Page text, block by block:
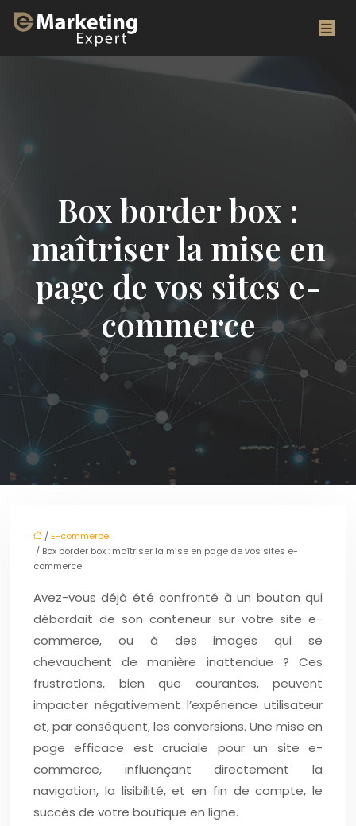
Box border box :
maîtriser la mise en
page de vos sites e-
commerce
/E-commerce
/ Box border box : maîtriser la mise en page de vos sites e-
commerce
Avez-vous déjà été confronté à un bouton qui
débordait de son conteneur sur votre site e-
commerce, ou à des images qui se
chevauchent de manière inattendue ? Ces
frustrations, bien que courantes, peuvent
impacter négativement l’expérience utilisateur
et, par conséquent, les conversions. Une mise en
page efficace est cruciale pour un site e-
commerce, influençant directement la
navigation, la lisibilité, et en fin de compte, le
succès de votre boutique en ligne.